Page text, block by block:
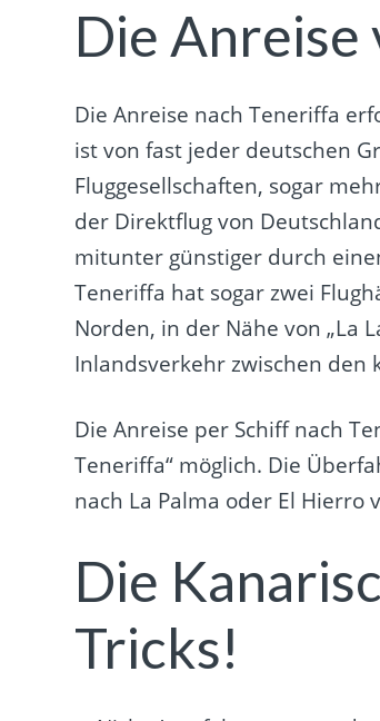
Die Anreise
Die Anreise nach Teneriffa
ist von fast jeder deutschen
Fluggesellschaften, sogar
der Direktflug von
mitunter günstiger durch
Teneriffa hat sogar zwei
Norden, in der Nähe von „La
Inlandsverkehr zwischen den
Die Anreise per Schiff nach
Teneriffa“ möglich. Die
nach La Palma oder El Hierro
Die
Tricks!